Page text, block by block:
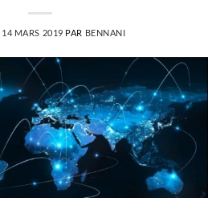
14 MARS 2019 PAR BENNANI